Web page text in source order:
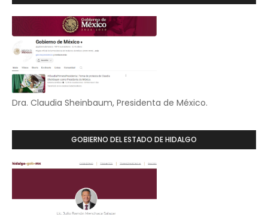
Dra. Claudia Sheinbaum, Presidenta de México.
GOBIERNO DEL ESTADO DE HIDALGO